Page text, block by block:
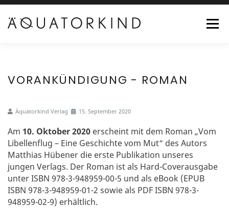
Menü
VORANKÜNDIGUNG - ROMAN
Äquatorkind Verlag 15. September 2020
Am 10. Oktober 2020 erscheint mit dem Roman „Vom
Libellenflug – Eine Geschichte vom Mut“ des Autors
Matthias Hübener die erste Publikation unseres
jungen Verlags. Der Roman ist als Hard-Coverausgabe
unter ISBN 978-3-948959-00-5 und als eBook (EPUB
ISBN 978-3-948959-01-2 sowie als PDF ISBN 978-3-
948959-02-9) erhältlich.